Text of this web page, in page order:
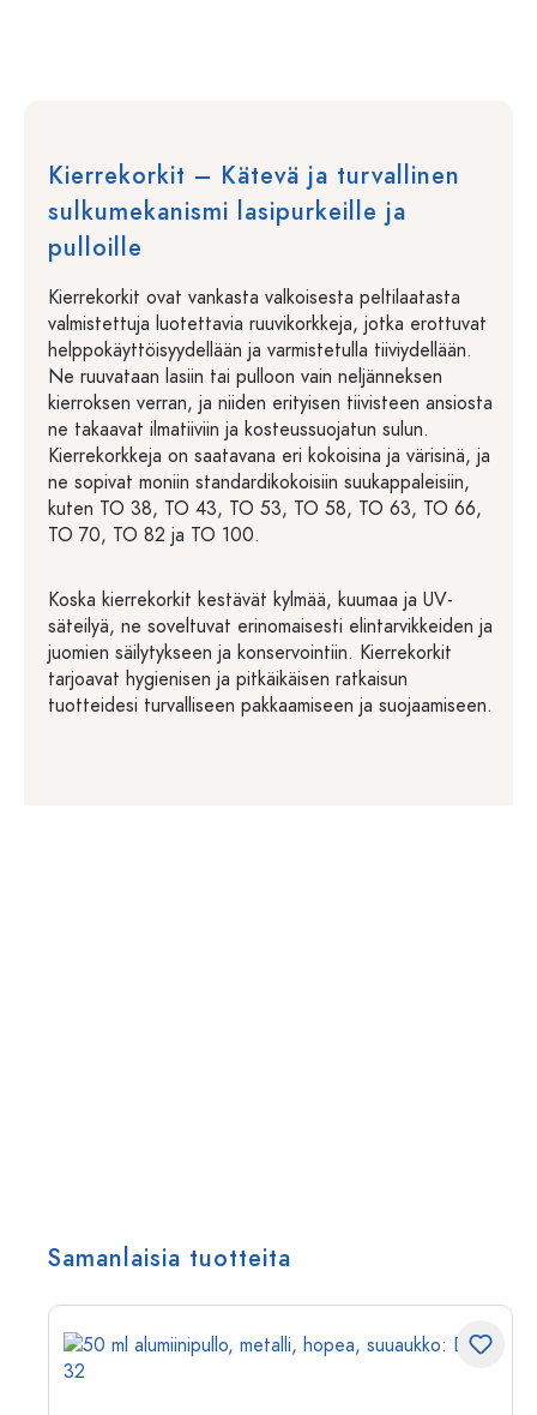
Kierrekorkit – Kätevä ja turvallinen
sulkumekanismi lasipurkeille ja
pulloille
Kierrekorkit ovat vankasta valkoisesta peltilaatasta
valmistettuja luotettavia ruuvikorkkeja, jotka erottuvat
helppokäyttöisyydellään ja varmistetulla tiiviydellään.
Ne ruuvataan lasiin tai pulloon vain neljänneksen
kierroksen verran, ja niiden erityisen tiivisteen ansiosta
ne takaavat ilmatiiviin ja kosteussuojatun sulun.
Kierrekorkkeja on saatavana eri kokoisina ja värisinä, ja
ne sopivat moniin standardikokoisiin suukappaleisiin,
kuten TO 38, TO 43, TO 53, TO 58, TO 63, TO 66,
TO 70, TO 82 ja TO 100.
Koska kierrekorkit kestävät kylmää, kuumaa ja UV-
säteilyä, ne soveltuvat erinomaisesti elintarvikkeiden ja
juomien säilytykseen ja konservointiin. Kierrekorkit
tarjoavat hygienisen ja pitkäikäisen ratkaisun
tuotteidesi turvalliseen pakkaamiseen ja suojaamiseen.
Samanlaisia tuotteita